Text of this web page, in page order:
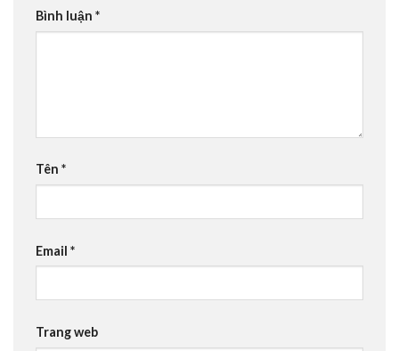
Bình luận *
Tên *
Email *
Trang web